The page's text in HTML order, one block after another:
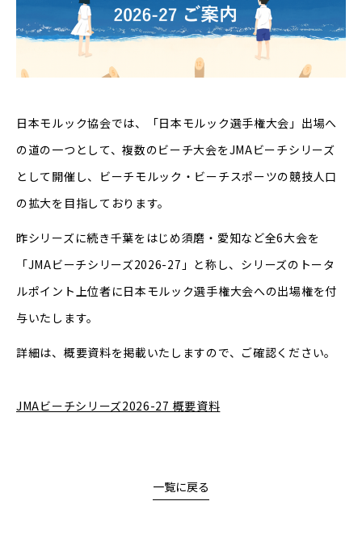
日本モルック協会では、「日本モルック選手権大会」出場へ
の道の一つとして、複数のビーチ大会をJMAビーチシリーズ
として開催し、ビーチモルック・ビーチスポーツの競技人口
の拡大を目指しております。
昨シリーズに続き千葉をはじめ須磨・愛知など全6大会を
「JMAビーチシリーズ2026-27」と称し、シリーズのトータ
ルポイント上位者に日本モルック選手権大会への出場権を付
与いたします。
詳細は、概要資料を掲載いたしますので、ご確認ください。
JMAビーチシリーズ2026-27 概要資料
一覧に戻る